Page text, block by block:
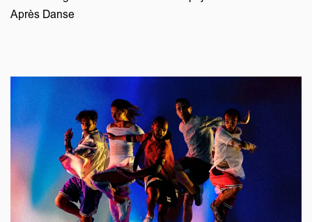
Après Danse